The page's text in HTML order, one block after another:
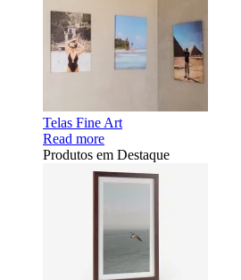
Telas Fine Art
Read more
Produtos em Destaque